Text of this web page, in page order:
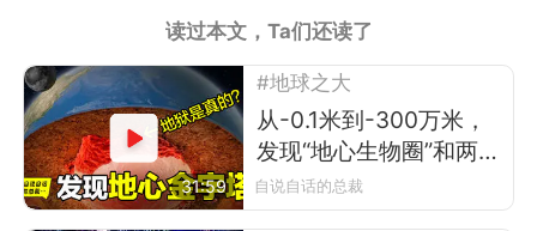
读过本文，Ta们还读了
31:59
#地球之大
从-0.1米到-300万米，
发现“地心生物圈”和两
座“地心金字塔”
自说自话的总裁